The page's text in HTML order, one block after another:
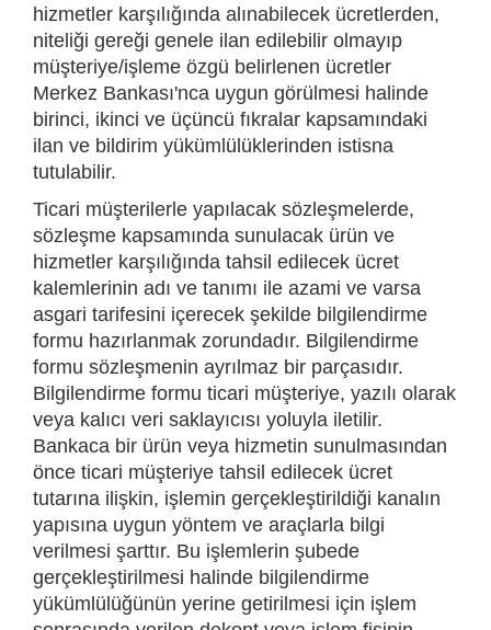
hizmetler karşılığında alınabilecek ücretlerden,
niteliği gereği genele ilan edilebilir olmayıp
müşteriye/işleme özgü belirlenen ücretler
Merkez Bankası'nca uygun görülmesi halinde
birinci, ikinci ve üçüncü fıkralar kapsamındaki
ilan ve bildirim yükümlülüklerinden istisna
tutulabilir.
Ticari müşterilerle yapılacak sözleşmelerde,
sözleşme kapsamında sunulacak ürün ve
hizmetler karşılığında tahsil edilecek ücret
kalemlerinin adı ve tanımı ile azami ve varsa
asgari tarifesini içerecek şekilde bilgilendirme
formu hazırlanmak zorundadır. Bilgilendirme
formu sözleşmenin ayrılmaz bir parçasıdır.
Bilgilendirme formu ticari müşteriye, yazılı olarak
veya kalıcı veri saklayıcısı yoluyla iletilir.
Bankaca bir ürün veya hizmetin sunulmasından
önce ticari müşteriye tahsil edilecek ücret
tutarına ilişkin, işlemin gerçekleştirildiği kanalın
yapısına uygun yöntem ve araçlarla bilgi
verilmesi şarttır. Bu işlemlerin şubede
gerçekleştirilmesi halinde bilgilendirme
yükümlülüğünün yerine getirilmesi için işlem